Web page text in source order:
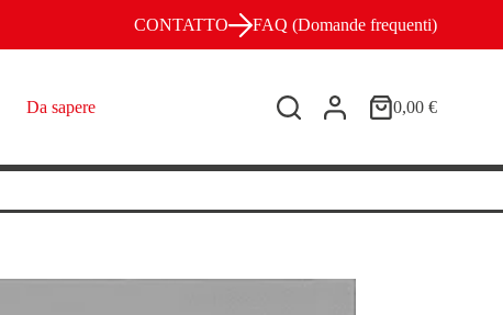
CONTATTO FAQ (Domande frequenti)
Da sapere Carrello
0,00 €